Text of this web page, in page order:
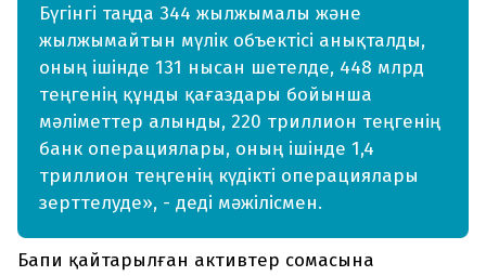
Бүгінгі таңда 344 жылжымалы және
жылжымайтын мүлік объектісі анықталды,
оның ішінде 131 нысан шетелде, 448 млрд
теңгенің құнды қағаздары бойынша
мәліметтер алынды, 220 триллион теңгенің
банк операциялары, оның ішінде 1,4
триллион теңгенің күдікті операциялары
зерттелуде», - деді мәжілісмен.
Бапи қайтарылған активтер сомасына